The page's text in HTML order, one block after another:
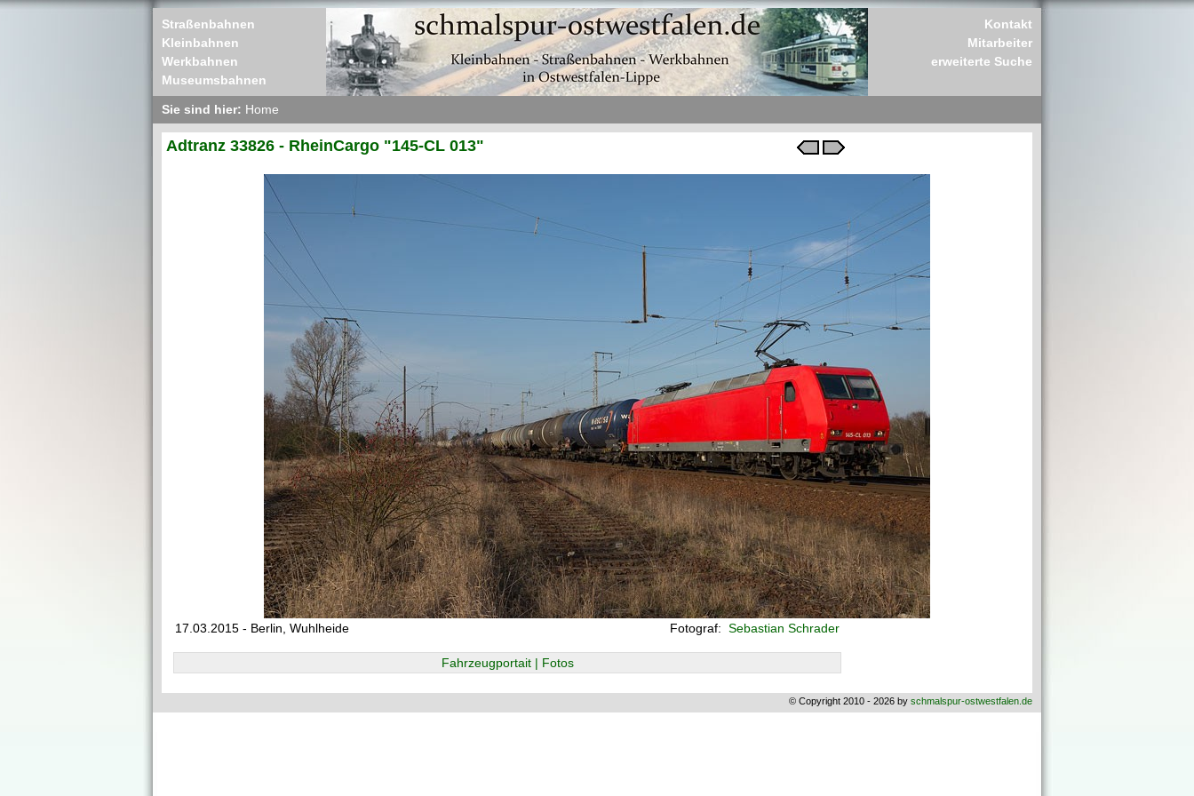
Straßenbahnen
Kleinbahnen
Werkbahnen
Museumsbahnen
Kontakt
Mitarbeiter
erweiterte Suche
Sie sind hier: Home
Adtranz 33826 - RheinCargo "145-CL 013"
17.03.2015 - Berlin, Wuhlheide Fotograf: Sebastian Schrader
Fahrzeugportait | Fotos
© Copyright 2010 - 2026 by schmalspur-ostwestfalen.de